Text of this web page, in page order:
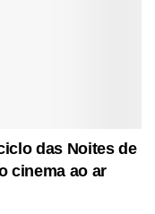
das Noites de
cinema ao ar